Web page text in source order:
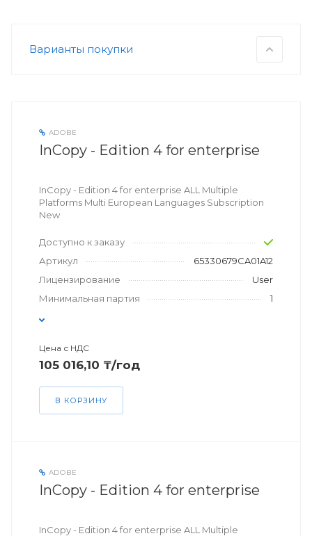
Варианты покупки
ADOBE
InCopy - Edition 4 for enterprise
InCopy - Edition 4 for enterprise ALL Multiple
Platforms Multi European Languages Subscription
New
Доступно к заказу
Артикул
65330679CA01A12
Лицензирование
User
Минимальная партия
1
Цена с НДС
105 016,10 ₸/год
В КОРЗИНУ
ADOBE
InCopy - Edition 4 for enterprise
InCopy - Edition 4 for enterprise ALL Multiple